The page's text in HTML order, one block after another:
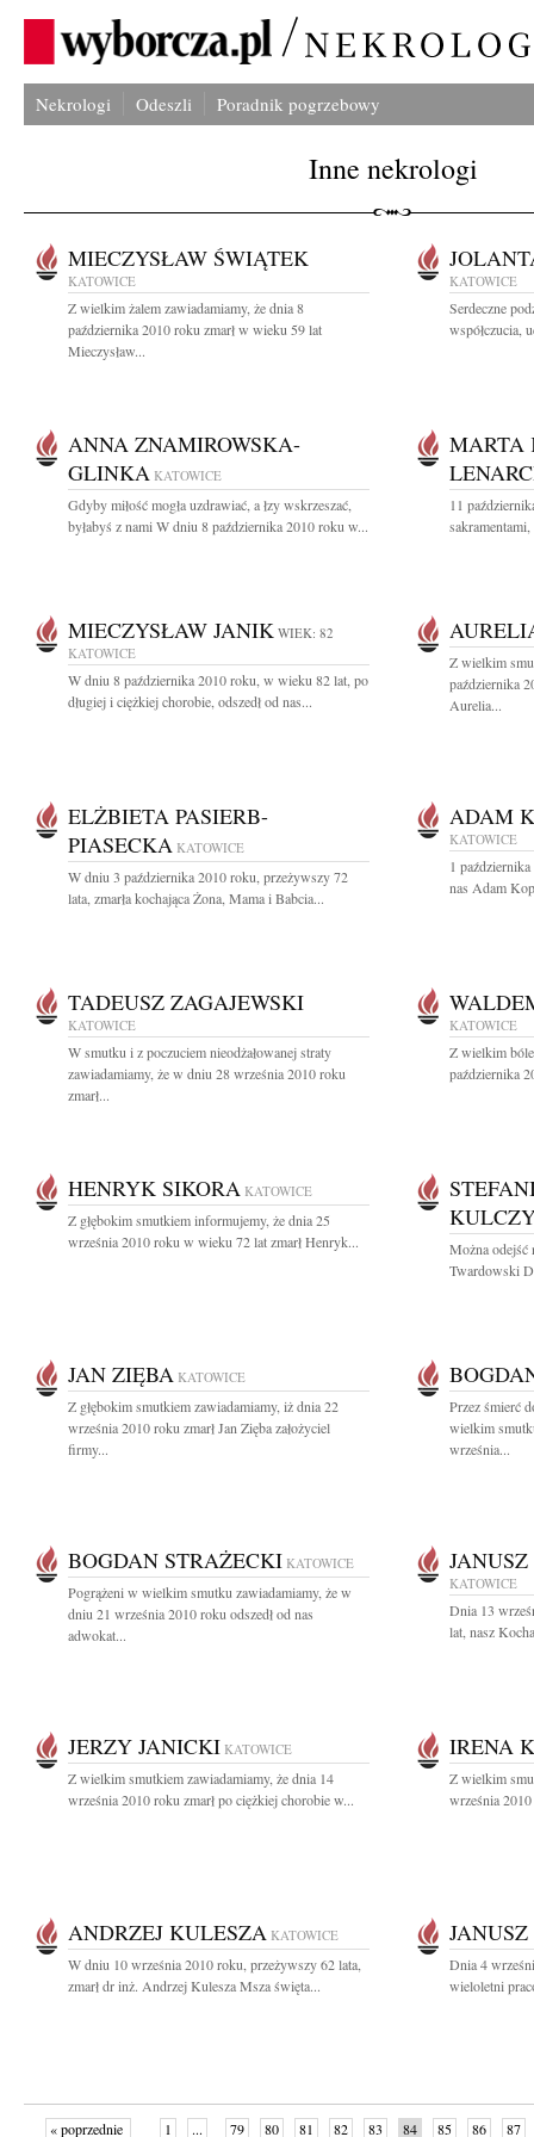
Nekrologi Odeszli Poradnik pogrzebowy
Inne nekrologi
MIECZYSŁAW ŚWIĄTEK
KATOWICE
Z wielkim żalem zawiadamiamy, że dnia 8
października 2010 roku zmarł w wieku 59 lat
Mieczysław...
KATOWICE
Serdeczne
współczucia,
ANNA ZNAMIROWSKA-
GLINKA KATOWICE
Gdyby miłość mogła uzdrawiać, a łzy wskrzeszać,
byłabyś z nami W dniu 8 października 2010 roku w...
MARTA
11
sakramentami,
MIECZYSŁAW JANIK WIEK: 82
KATOWICE
W dniu 8 października 2010 roku, w wieku 82 lat, po
długiej i ciężkiej chorobie, odszedł od nas...
Z wielkim
października
Aurelia...
ELŻBIETA PASIERB-
PIASECKA KATOWICE
W dniu 3 października 2010 roku, przeżywszy 72
lata, zmarła kochająca Żona, Mama i Babcia...
ADAM
KATOWICE
1
nas Adam
TADEUSZ ZAGAJEWSKI
KATOWICE
W smutku i z poczuciem nieodżałowanej straty
zawiadamiamy, że w dniu 28 września 2010 roku
zmarł...
KATOWICE
Z wielkim
października
HENRYK SIKORA KATOWICE
Z głębokim smutkiem informujemy, że dnia 25
września 2010 roku w wieku 72 lat zmarł Henryk...
Można odejść
Twardowski
JAN ZIĘBA KATOWICE
Z głębokim smutkiem zawiadamiamy, iż dnia 22
września 2010 roku zmarł Jan Zięba założyciel
firmy...
Przez śmierć
wielkim
września...
BOGDAN STRAŻECKI KATOWICE
Pogrążeni w wielkim smutku zawiadamiamy, że w
dniu 21 września 2010 roku odszedł od nas
adwokat...
KATOWICE
Dnia 13
lat, nasz
JERZY JANICKI KATOWICE
Z wielkim smutkiem zawiadamiamy, że dnia 14
września 2010 roku zmarł po ciężkiej chorobie w...
IRENA
Z wielkim
września
ANDRZEJ KULESZA KATOWICE
W dniu 10 września 2010 roku, przeżywszy 62 lata,
zmarł dr inż. Andrzej Kulesza Msza święta...
Dnia 4
wieloletni
« poprzednie 1 ... 79 80 81 82 83 84 85 86 87